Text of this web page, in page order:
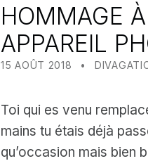
HOMMAGE
APPAREIL
POSTED ON:
15 AOÛT 2018 WRITTEN
MEALIN
Toi qui es venu
mains tu étais déjà
qu’occasion mais